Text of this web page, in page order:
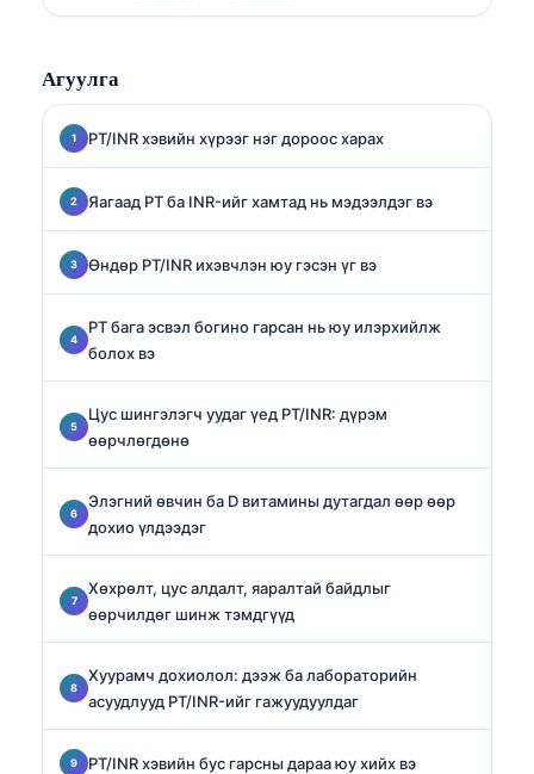
мэргэшсэн.
Агуулга
PT/INR хэвийн хүрээг нэг дороос харах
Яагаад PT ба INR-ийг хамтад нь мэдээлдэг вэ
Өндөр PT/INR ихэвчлэн юу гэсэн үг вэ
PT бага эсвэл богино гарсан нь юу илэрхийлж
болох вэ
Цус шингэлэгч уудаг үед PT/INR: дүрэм
өөрчлөгдөнө
Элэгний өвчин ба D витамины дутагдал өөр өөр
дохио үлдээдэг
Хөхрөлт, цус алдалт, яаралтай байдлыг
өөрчилдөг шинж тэмдгүүд
Хуурамч дохиолол: дээж ба лабораторийн
асуудлууд PT/INR-ийг гажуудуулдаг
PT/INR хэвийн бус гарсны дараа юу хийх вэ